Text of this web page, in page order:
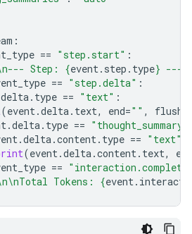
:
== "step.start" :
--- Step: {event. step . type} ---"
== "step.delta" :
delta. type == "text" :
(event.delta. text, end="" , flush
.delta. type == "thought_summary"
.delta.content. type == "text"
(event.delta.content. text,
end
==
Total Tokens: {event.